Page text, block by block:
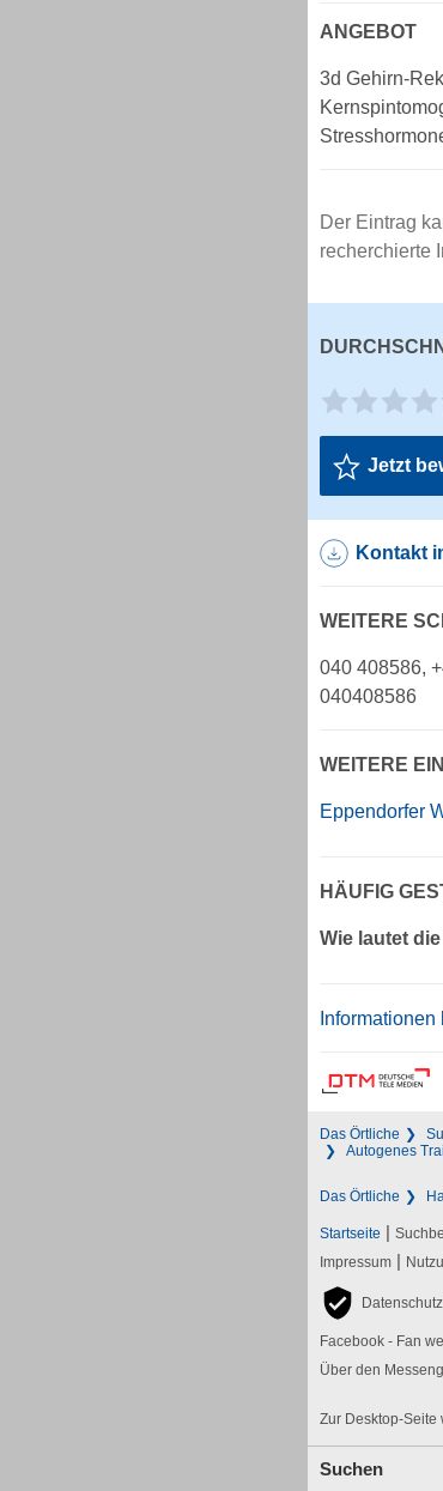
ANGEBOT
3d Gehirn-
Der Eintrag
recherchierte
Jetzt
Kontakt
WEITERE
040 408586,
040408586
WEITERE
Eppendorfer
HÄUFIG
Wie lautet
Das Örtliche
Autogenes
Das Örtliche
Startseite |
Impressum |
Facebook - Fan
Über den
Zur Desktop-Seite
Suchen